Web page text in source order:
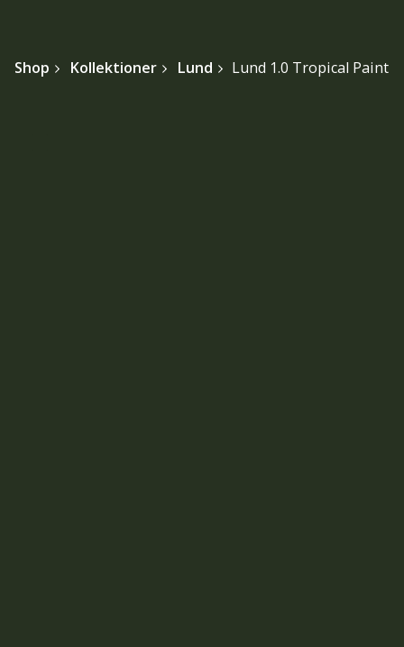
Shop Kollektioner Lund Lund 1.0 Tropical Paint